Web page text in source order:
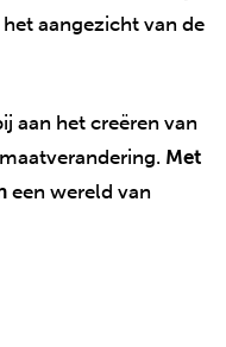
aangezicht van de
aan het creëren van
Met
een wereld van